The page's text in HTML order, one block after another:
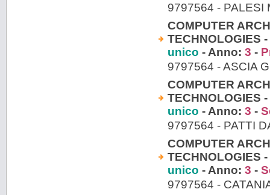
9797564 - PALESI
COMPUTER
TECHNOLOGIES
unico - Anno: 3 -
9797564 - ASCIA
COMPUTER
TECHNOLOGIES
unico - Anno: 3 -
9797564 - PATTI
COMPUTER
TECHNOLOGIES
unico - Anno: 3 -
9797564 -